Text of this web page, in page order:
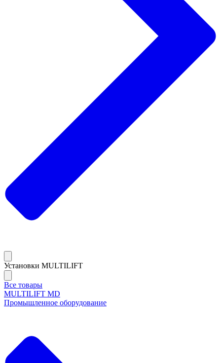
Установки MULTILIFT
Все товары
MULTILIFT MD
Промышленное оборудование